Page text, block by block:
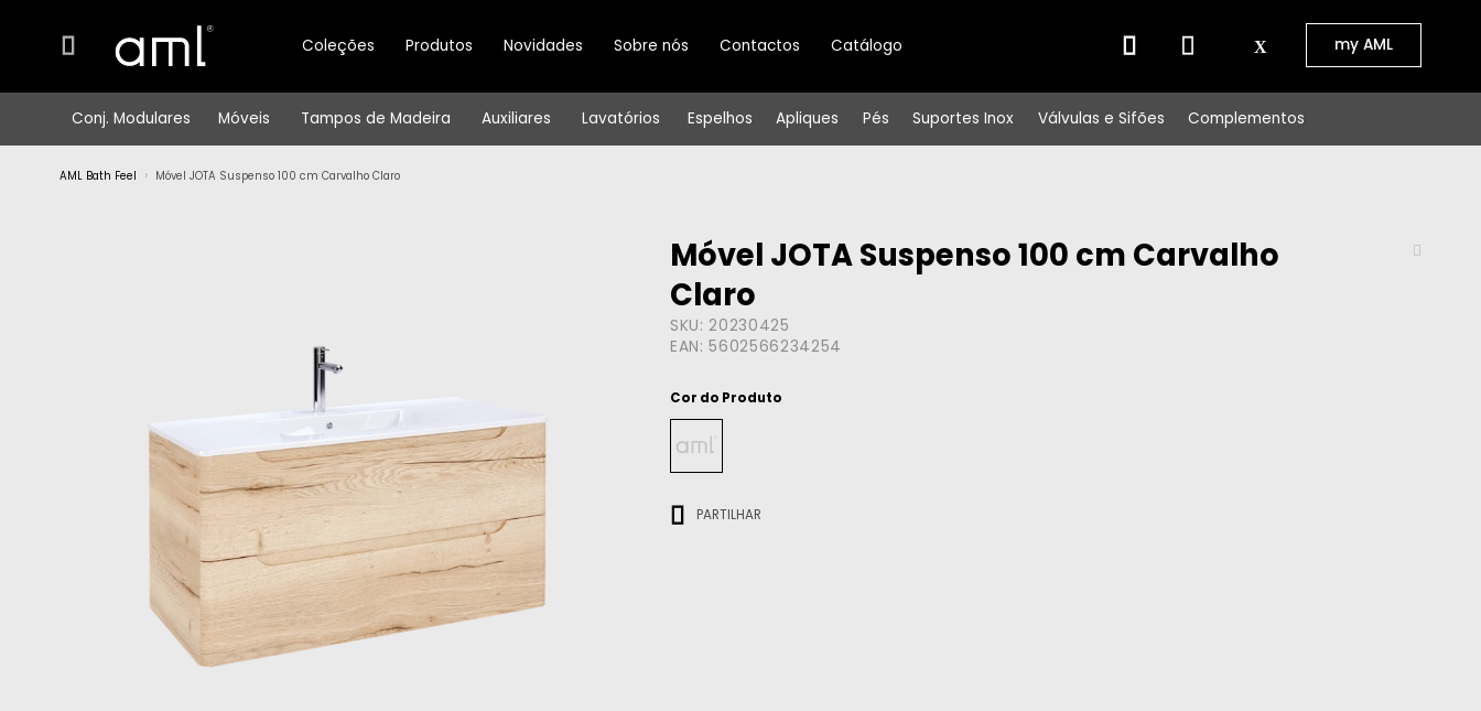
JOTA
Suspenso
cm
Carvalho
Suspenso
cm
Carvalho
Coleções Produtos Novidades Sobre nós Contactos Catálogo my AML
Conj. Modulares Móveis Tampos de Madeira Auxiliares Lavatórios Espelhos Apliques Pés Suportes Inox Válvulas e Sifões Complementos
AML Bath Feel Móvel JOTA Suspenso 100 cm Carvalho Claro
Móvel JOTA Suspenso 100 cm Carvalho
Claro
SKU: 20230425
EAN:5602566234254
Cor do Produto
PARTILHAR